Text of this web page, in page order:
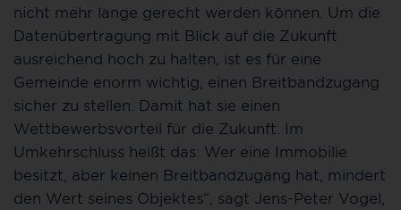
nicht mehr lange gerecht werden können. Um die
Datenübertragung mit Blick auf die Zukunft
ausreichend hoch zu halten, ist es für eine
Gemeinde enorm wichtig, einen Breitbandzugang
sicher zu stellen. Damit hat sie einen
Wettbewerbsvorteil für die Zukunft. Im
Umkehrschluss heißt das: Wer eine Immobilie
besitzt, aber keinen Breitbandzugang hat, mindert
den Wert seines Objektes“, sagt Jens-Peter Vogel,